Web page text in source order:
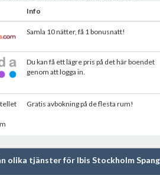
Info
Samla 10 nätter, få 1 bonusnatt!
Du kan få ett lägre pris på det här boendet
genom att logga in.
Gratis avbokning på de flesta rum!
olika tjänster för Ibis Stockholm